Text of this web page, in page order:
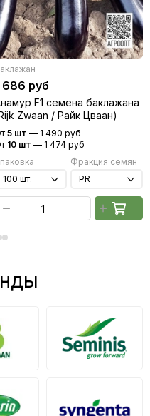
686 руб
F1 семена баклажана
Zwaan / Райк Цваан)
5 шт — 1 490 руб
10 шт — 1 474 руб
Фракция семян